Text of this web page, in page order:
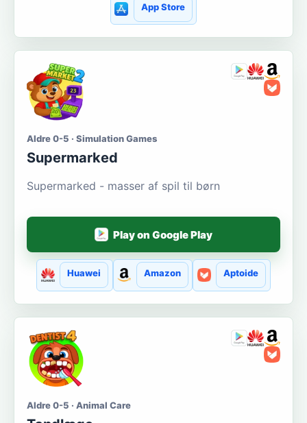
App Store
Aldre 0-5 · Simulation Games
Supermarked
Supermarked - masser af spil til børn
Play on Google Play
Huawei Amazon Aptoide
Aldre 0-5 · Animal Care